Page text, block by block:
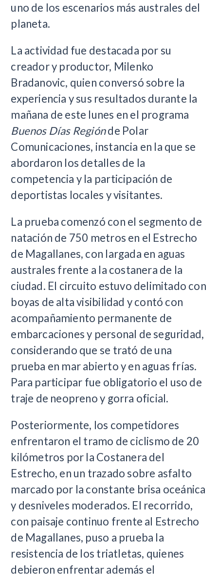
uno de los escenarios más australes del
planeta.
La actividad fue destacada por su
creador y productor, Milenko
Bradanovic, quien conversó sobre la
experiencia y sus resultados durante la
mañana de este lunes en el programa
Buenos Días Regiónde Polar
Comunicaciones, instancia en la que se
abordaron los detalles de la
competencia y la participación de
deportistas locales y visitantes.
La prueba comenzó con el segmento de
natación de 750 metros en el Estrecho
de Magallanes, con largada en aguas
australes frente a la costanera de la
ciudad. El circuito estuvo delimitado con
boyas de alta visibilidad y contó con
acompañamiento permanente de
embarcaciones y personal de seguridad,
considerando que se trató de una
prueba en mar abierto y en aguas frías.
Para participar fue obligatorio el uso de
traje de neopreno y gorra oficial.
Posteriormente, los competidores
enfrentaron el tramo de ciclismo de 20
kilómetros por la Costanera del
Estrecho, en un trazado sobre asfalto
marcado por la constante brisa oceánica
y desniveles moderados. El recorrido,
con paisaje continuo frente al Estrecho
de Magallanes, puso a prueba la
resistencia de los triatletas, quienes
debieron enfrentar además el